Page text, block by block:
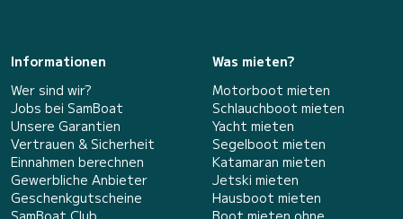
Informationen
Wer sind wir?
Jobs bei SamBoat
Unsere Garantien
Vertrauen & Sicherheit
Einnahmen berechnen
Gewerbliche Anbieter
Geschenkgutscheine
Was mieten?
Motorboot mieten
Schlauchboot mieten
Yacht mieten
Segelboot mieten
Katamaran mieten
Jetski mieten
Hausboot mieten